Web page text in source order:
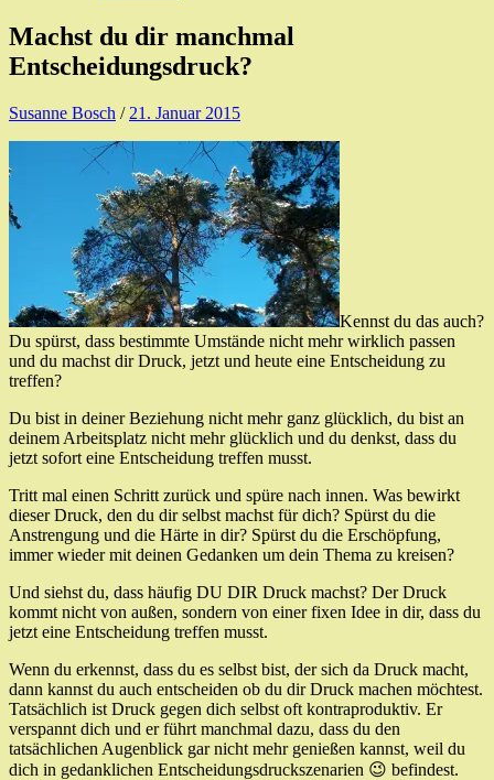
Machst du dir manchmal
Entscheidungsdruck?
Susanne Bosch / 21. Januar 2015
Kennst du das auch?
Du spürst, dass bestimmte Umstände nicht mehr wirklich passen
und du machst dir Druck, jetzt und heute eine Entscheidung zu
treffen?
Du bist in deiner Beziehung nicht mehr ganz glücklich, du bist an
deinem Arbeitsplatz nicht mehr glücklich und du denkst, dass du
jetzt sofort eine Entscheidung treffen musst.
Tritt mal einen Schritt zurück und spüre nach innen. Was bewirkt
dieser Druck, den du dir selbst machst für dich? Spürst du die
Anstrengung und die Härte in dir? Spürst du die Erschöpfung,
immer wieder mit deinen Gedanken um dein Thema zu kreisen?
Und siehst du, dass häufig DU DIR Druck machst? Der Druck
kommt nicht von außen, sondern von einer fixen Idee in dir, dass du
jetzt eine Entscheidung treffen musst.
Wenn du erkennst, dass du es selbst bist, der sich da Druck macht,
dann kannst du auch entscheiden ob du dir Druck machen möchtest.
Tatsächlich ist Druck gegen dich selbst oft kontraproduktiv. Er
verspannt dich und er führt manchmal dazu, dass du den
tatsächlichen Augenblick gar nicht mehr genießen kannst, weil du
dich in gedanklichen Entscheidungsdruckszenarien 😉 befindest.